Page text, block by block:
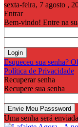
sexta-feira, 7 agosto ,
Entrar
Bem-vindo! Entre na
Esqueceu sua senha?
Política de Privacidade
Recuperar senha
Recupere sua senha
Uma senha será